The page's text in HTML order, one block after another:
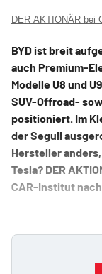
DER AKTIONÄR bei
BYD ist breit
auch Premium-
Modelle U8 und
SUV-Offroad-
positioniert. Im
der Segull
Hersteller
Tesla? DER
CAR-Institut